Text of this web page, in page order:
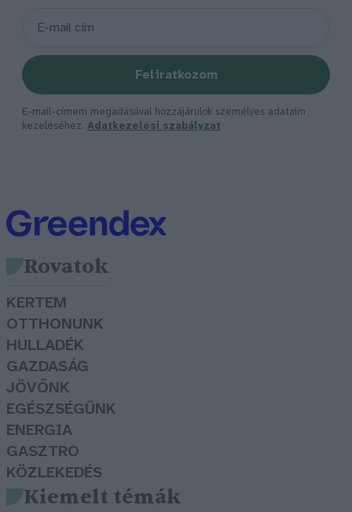
Feliratkozom
E-mail-címem megadásával hozzájárulok személyes adataim
kezeléséhez. Adatkezelési szabályzat
Rovatok
KERTEM
OTTHONUNK
HULLADÉK
GAZDASÁG
JÖVŐNK
EGÉSZSÉGÜNK
ENERGIA
GASZTRO
KÖZLEKEDÉS
Kiemelt témák